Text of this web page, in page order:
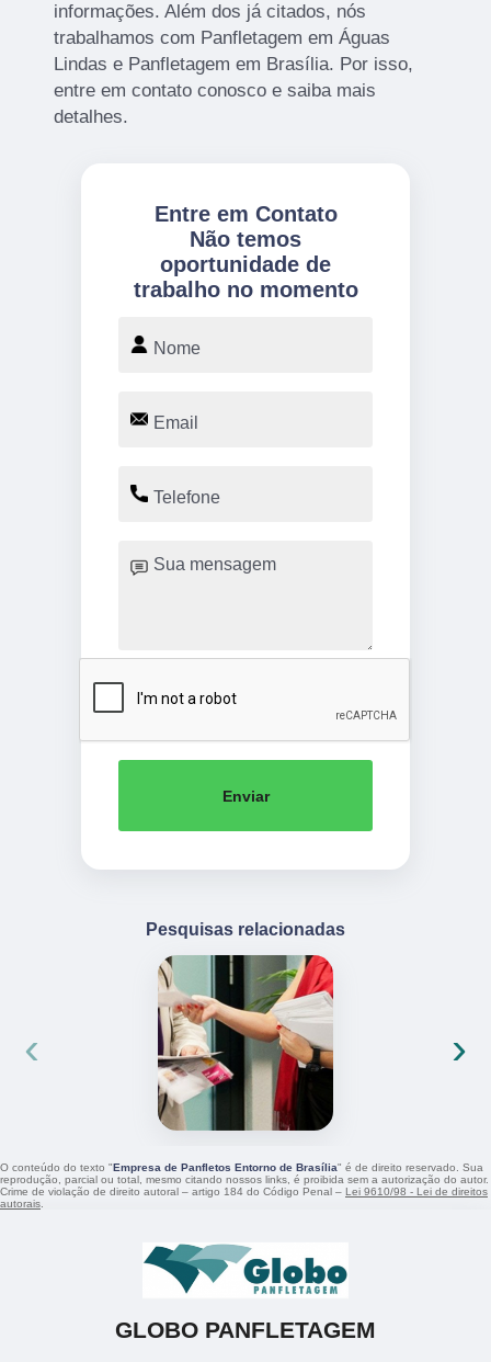
informações. Além dos já citados, nós
trabalhamos com Panfletagem em Águas
Lindas e Panfletagem em Brasília. Por isso,
entre em contato conosco e saiba mais
detalhes.
Entre em Contato
Não temos
oportunidade de
trabalho no momento
Enviar
Pesquisas relacionadas
‹ ›
O conteúdo do texto "Empresa de Panfletos Entorno de Brasília" é de direito reservado. Sua
reprodução, parcial ou total, mesmo citando nossos links, é proibida sem a autorização do autor.
Crime de violação de direito autoral – artigo 184 do Código Penal – Lei 9610/98 - Lei de direitos
autorais
GLOBO PANFLETAGEM